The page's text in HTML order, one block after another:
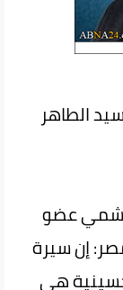
الطاهر
عضو
إن سيرة
هي